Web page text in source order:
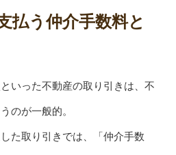
払う仲介手数料と
いった不動産の取り引きは、不
のが一般的。
た取り引きでは、「仲介手数